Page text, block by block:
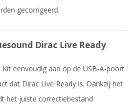
gecorrigeerd.
Dirac Live Ready
eenvoudig aan op de USB-A-poort
dat Dirac Live Ready is. Dankzij het
het juiste correctiebestand